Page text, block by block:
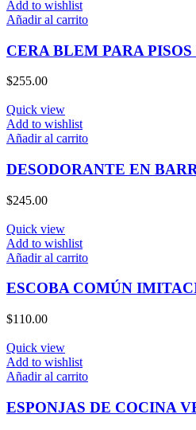
Add to wishlist
Añadir al carrito
CERA BLEM PARA
$255.00
Quick view
Add to wishlist
Añadir al carrito
DESODORANTE EN
$245.00
Quick view
Add to wishlist
Añadir al carrito
ESCOBA COMÚN
$110.00
Quick view
Add to wishlist
Añadir al carrito
ESPONJAS DE COCINA